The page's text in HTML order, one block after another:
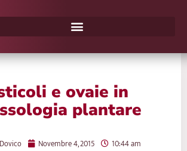
e ovaie in
plantare
Novembre 4, 2015 10:44 am